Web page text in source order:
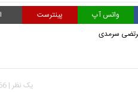
واتس آپ پینترست
سرمدی
يک نظر | 2,866 بازدید